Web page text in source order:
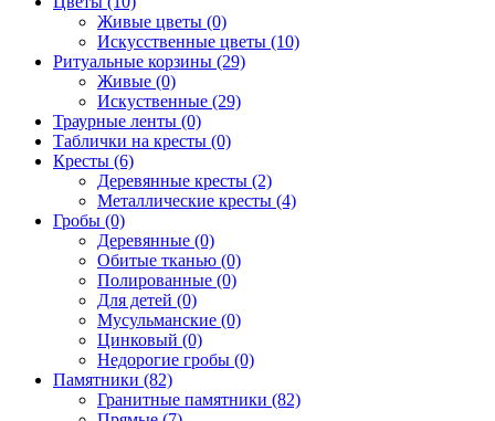
Живые цветы (0)
Искусственные цветы (10)
Ритуальные корзины (29)
Живые (0)
Искуственные (29)
Траурные ленты (0)
Таблички на кресты (0)
Кресты (6)
Деревянные кресты (2)
Металлические кресты (4)
Гробы (0)
Деревянные (0)
Обитые тканью (0)
Полированные (0)
Для детей (0)
Мусульманские (0)
Цинковый (0)
Недорогие гробы (0)
Памятники (82)
Гранитные памятники (82)